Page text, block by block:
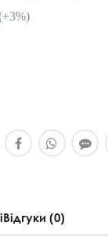
Відгуки (0)